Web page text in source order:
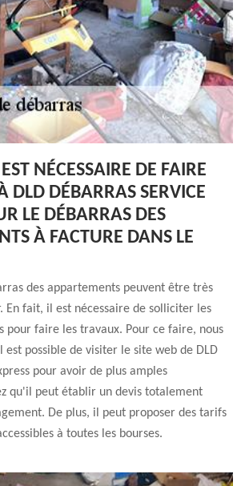
NÉCESSAIRE DE FAIRE
DLD DÉBARRAS SERVICE
LE DÉBARRAS DES
À FACTURE DANS LE
des appartements peuvent être très
En fait, il est nécessaire de solliciter les
pour faire les travaux. Pour ce faire, nous
est possible de visiter le site web de DLD
pour avoir de plus amples
qu'il peut établir un devis totalement
De plus, il peut proposer des tarifs
à toutes les bourses.